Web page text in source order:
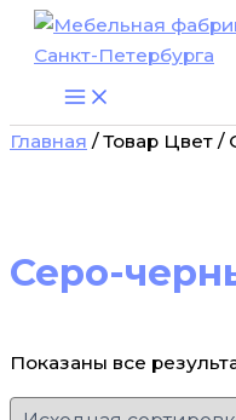
Перейти
Главная / Товар Цвет /
Серо-
Показаны все